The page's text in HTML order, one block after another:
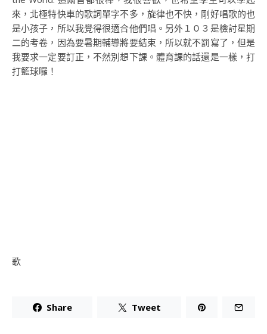
來，北極特快車的歌詞單字不多，旋律也不快，剛好唱歌的也
是小孩子，所以我覺得很適合他們唱。另外１０３是檢討星期
二的考卷，因為要暑期輔導將要結束，所以就不罰寫了，但是
我要求一定要訂正，不然別想下課。體育課的話還是一樣，打
打籃球囉！
歌
Share Tweet